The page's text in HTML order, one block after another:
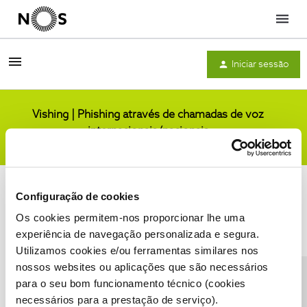
Configuração de cookies
Os cookies permitem-nos proporcionar lhe uma
experiência de navegação personalizada e segura.
Utilizamos cookies e/ou ferramentas similares nos
nossos websites ou aplicações que são necessários
para o seu bom funcionamento técnico (cookies
necessários para a prestação de serviço).
Menu
Iniciar sessão
Vishing | Phishing através de chamadas de voz
internacionais/nacionais
Condições do Fórum NOS Accessibility statement